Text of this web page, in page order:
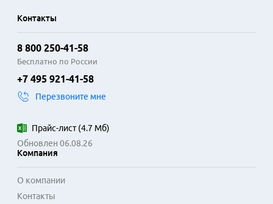
Изделия производятся из прочных полимерных
материалов, устойчивых к химическому воздействию
чернил. Герметичные крышки и удобная форма
обеспечивают простоту транспортировки и хранения
заполненной емкости. Совместимость с конкретными
подключение к дренажной системе устройства, исключая
Использование оригинальных или сертифицированных
емкостей продлевает срок службы печатающей техники.
стабильную работу механизмов, предотвращая
решение для офисов, копи-центров и домашних
Контакты
8 800 250-41-58
Бесплатно по России
+7 495 921-41-58
Перезвоните мне
Прайс-лист(4.7 Мб)
Обновлен 06.08.26
Компания
О компании
Контакты